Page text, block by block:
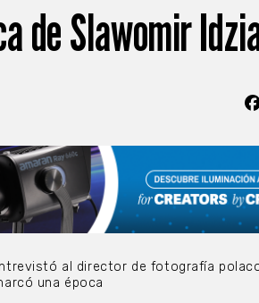
de Slawomir
al director de fotografía
una época